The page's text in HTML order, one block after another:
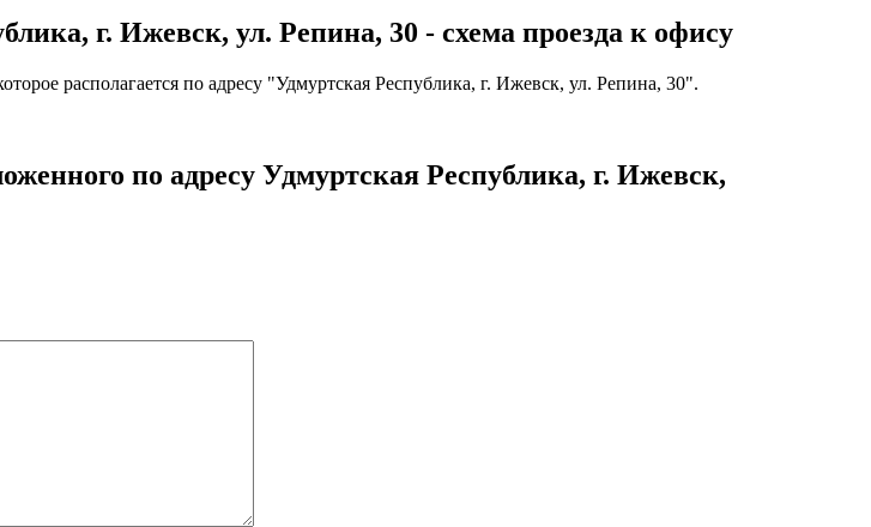
г. Ижевск, ул. Репина, 30 - схема проезда к офису
располагается по адресу "Удмуртская Республика, г. Ижевск, ул. Репина, 30".
по адресу Удмуртская Республика, г. Ижевск,